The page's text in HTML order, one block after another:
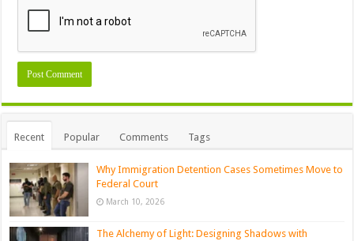
Recent Popular Comments Tags
Why Immigration Detention Cases Sometimes Move to
Federal Court
March 10, 2026
The Alchemy of Light: Designing Shadows with